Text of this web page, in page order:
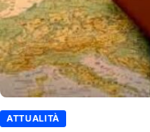
ATTUALITÀ